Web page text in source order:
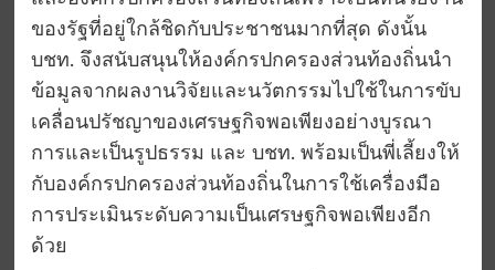
ของรัฐที่อยู่ใกล้ชิดกับประชาชนมากที่สุด ดังนั้น
บชท. จึงสนับสนุนให้องค์กรปกครองส่วนท้องถิ่นนำ
ข้อมูลจากผลงานวิจัยและนวัตกรรมไปใช้ในการขับ
เคลื่อนปรัชญาของเศรษฐกิจพอเพียงอย่างบูรณา
การและเป็นรูปธรรม และ บชท. พร้อมเป็นพี่เลี้ยงให้
กับองค์กรปกครองส่วนท้องถิ่นในการใช้เครื่องมือ
การประเมินระดับความเป็นเศรษฐกิจพอเพียงอีก
ด้วย